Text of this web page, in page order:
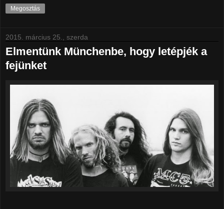
Megosztás
2015. március 25., szerda
Elmentünk Münchenbe, hogy letépjék a
fejünket